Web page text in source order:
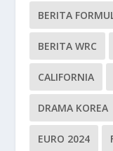
BERITA
BERITA WRC
CALIFORNIA
DRAMA KOREA
EURO 2024